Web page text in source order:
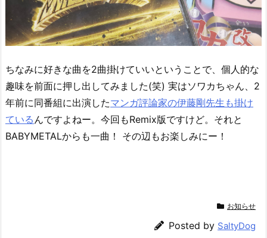
ちなみに好きな曲を2曲掛けていいということで、個人的な
趣味を前面に押し出してみました(笑) 実はソワカちゃん、2
年前に同番組に出演したマンガ評論家の伊藤剛先生も掛け
ているんですよねー。今回もRemix版ですけど。それと
BABYMETALからも一曲！ その辺もお楽しみにー！
お知らせ
Posted by SaltyDog